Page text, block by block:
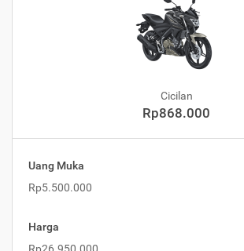
Cicilan
Rp868.000
Uang Muka
Rp5.500.000
Harga